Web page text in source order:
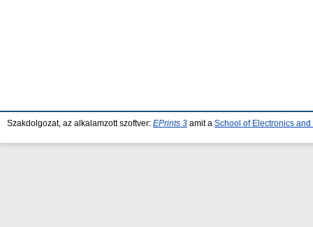
Szakdolgozat, az alkalamzott szoftver: EPrints 3 amit a School of Electronics